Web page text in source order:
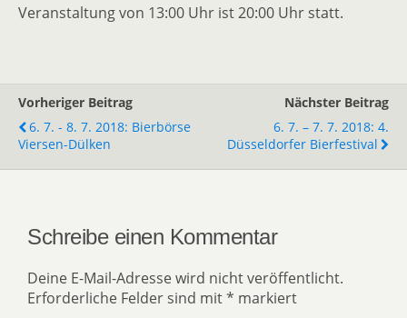
Veranstaltung von 13:00 Uhr ist 20:00 Uhr statt.
Vorheriger Beitrag
6. 7. - 8. 7. 2018: Bierbörse
Viersen-Dülken
Nächster Beitrag
6. 7. – 7. 7. 2018: 4.
Düsseldorfer Bierfestival
Schreibe einen Kommentar
Deine E-Mail-Adresse wird nicht veröffentlicht.
Erforderliche Felder sind mit* markiert